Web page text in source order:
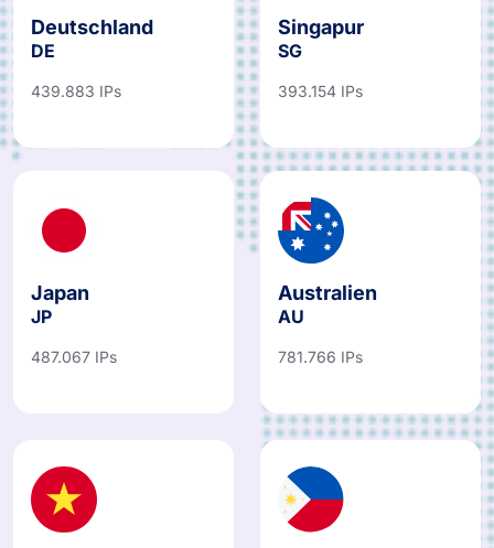
Deutschland
DE
439.883 IPs
Singapur
SG
393.154 IPs
Japan
JP
487.067 IPs
Australien
AU
781.766 IPs